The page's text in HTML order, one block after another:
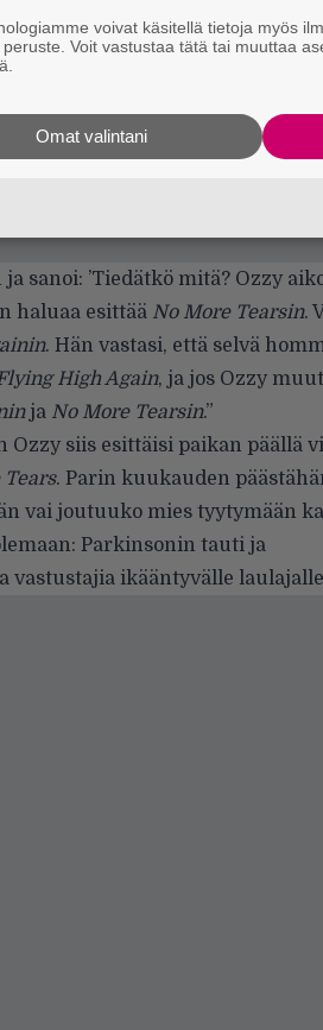
sanoi: ’Tiedätkö mitä? Ozzy
haluaa esittää No More Tearsin.
. Hän vastasi, että selvä
High Again, ja jos Ozzy
ja No More Tearsin.”
siis esittäisi paikan päällä
Tears. Parin kuukauden
vai joutuuko mies tyytymään
Parkinsonin tauti ja
vastustajia ikääntyvälle
voivat käsitellä tietoja myös
Voit vastustaa tätä tai muuttaa
Omat valintani